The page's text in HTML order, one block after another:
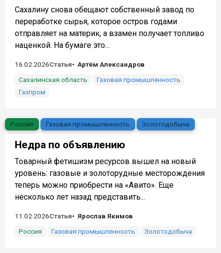
Сахалину снова обещают собственный завод по
переработке сырья, которое остров годами
отправляет на материк, а взамен получает топливо
наценкой. На бумаге это...
16.02.2026Статья
Артём Александров
Сахалинская область
Газовая промышленность
Газпром
Россия Газовая промышленность Золотодобыча
Недра по объявлению
Товарный фетишизм ресурсов вышел на новый
уровень: газовые и золоторудные месторождения
теперь можно приобрести на «Авито». Еще
несколько лет назад представить...
11.02.2026Статья
Ярослав Якимов
Россия
Газовая промышленность Золотодобыча